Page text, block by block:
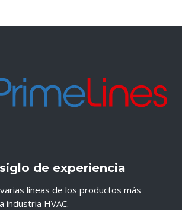
de experiencia
líneas de los productos más
industria HVAC.